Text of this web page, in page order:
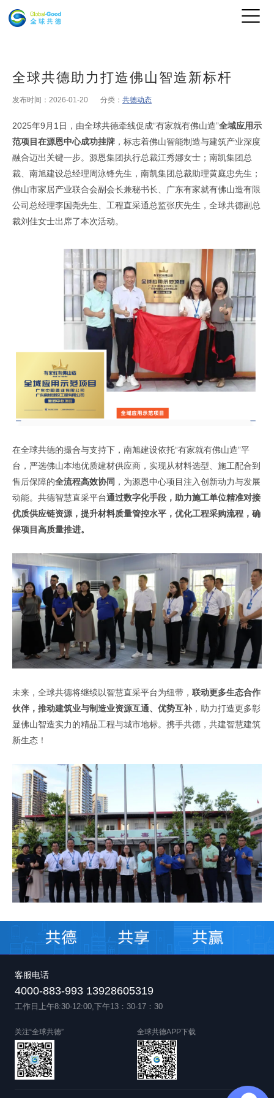
全球共德助力打造佛山智造新标杆
发布时间：2026-01-20 分类： 共德动态
2025年9月1日，由全球共德牵线促成“有家就有佛山造”全域应用示
范项目在源恩中心成功挂牌 ，标志着佛山智能制造与建筑产业深度
融合迈出关键一步。源恩集团执行总裁江秀娜女士；南凯集团总
裁、南旭建设总经理周泳锋先生，南凯集团总裁助理黄庭忠先生；
佛山市家居产业联合会副会长兼秘书长、广东有家就有佛山造有限
公司总经理李国尧先生、工程直采通总监张庆先生，全球共德副总
裁刘佳女士出席了本次活动。
在全球共德的撮合与支持下，南旭建设依托“有家就有佛山造”平
台，严选佛山本地优质建材供应商，实现从材料选型、施工配合到
售后保障的全流程高效协同 ，为源恩中心项目注入创新动力与发展
动能。共德智慧直采平台通过数字化手段，助力施工单位精准对接
优质供应链资源，提升材料质量管控水平，优化工程采购流程，确
保项目高质量推进。
未来，全球共德将继续以智慧直采平台为纽带， 联动更多生态合作
伙伴，推动建筑业与制造业资源互通、优势互补，助力打造更多彰
显佛山智造实力的精品工程与城市地标。携手共德，共建智慧建筑
新生态！
客服电话
4000-883-993 13928605319
工作日上午8:30-12:00,下午13：30-17：30
关注“全球共德” 全球共德APP下载